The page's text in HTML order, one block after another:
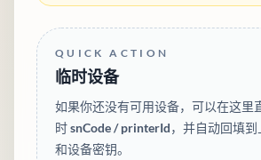
QUICK ACTION
临时设备
如果你还没有可用设备，可以在这里
时 snCode / printerId，并自动回填到
和设备密钥。